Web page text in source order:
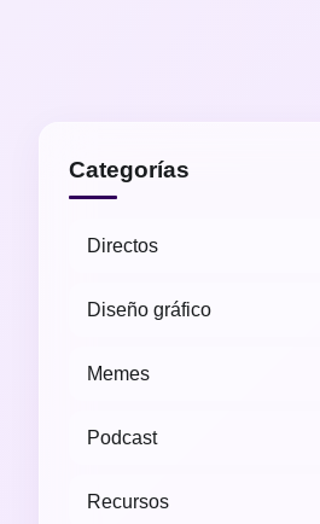
Categorías
Directos
Diseño gráfico
Memes
Podcast
Recursos